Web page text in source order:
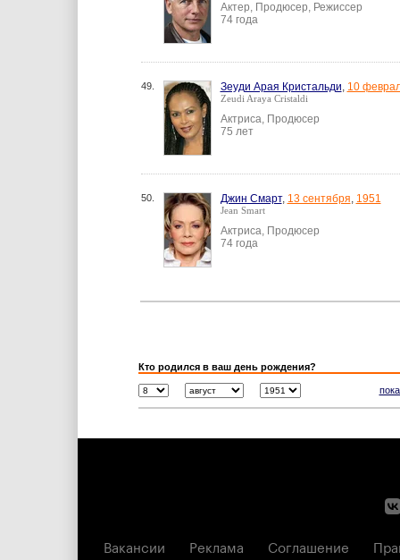
Актер, Продюсер, Режиссер
74 года
49. Зеуди Арая Кристальди, 10
Zeudi Araya Cristaldi
Актриса, Продюсер
75 лет
50. Джин Смарт, 13 сентября, 1951
Jean Smart
Актриса, Продюсер
74 года
Кто родился в ваш день рождения?
Вакансии Реклама Соглашение